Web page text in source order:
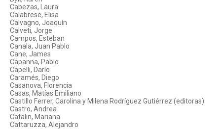
Cabezas, Laura
Calabrese, Elisa
Calvagno, Joaquín
Calveti, Jorge
Campos, Esteban
Canala, Juan Pablo
Cane, James
Capanna, Pablo
Capelli, Darío
Caramés, Diego
Casanova, Florencia
Casas, Matías Emiliano
Castillo Ferrer, Carolina y Milena Rodríguez Gutiérrez (editoras)
Castro, Andrea
Catalin, Mariana
Cattaruzza, Alejandro